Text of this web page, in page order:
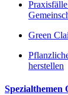
Green
herstellen
Spezialthemen